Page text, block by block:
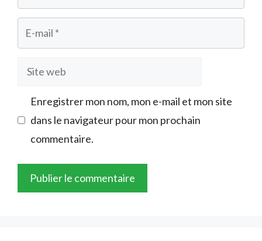
E-
mail
Site
Enregistrer mon nom, mon e-mail et mon site
dans le navigateur pour mon prochain
commentaire.